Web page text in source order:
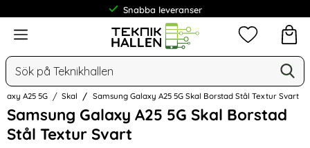
Snabba leveranser
Meny
Sök
Mina
A25 5G Skal Samsung Galaxy A25 5G Skal Borstad Stål Textur Svart
Samsung Galaxy A25 5G Skal Borstad
Stål Textur Svart
Hoppa
över
Bilder